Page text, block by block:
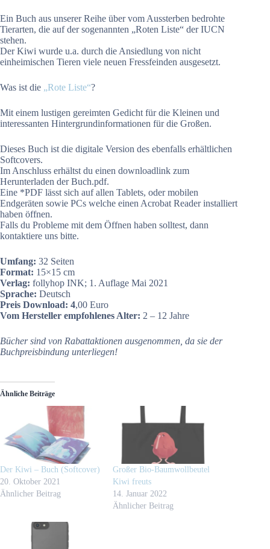
Ein Buch aus unserer Reihe über vom Aussterben bedrohte
Tierarten, die auf der sogenannten „Roten Liste“ der IUCN
stehen.
Der Kiwi wurde u.a. durch die Ansiedlung von nicht
einheimischen Tieren viele neuen Fressfeinden ausgesetzt.
Was ist die „Rote Liste“?
Mit einem lustigen gereimten Gedicht für die Kleinen und
interessanten Hintergrundinformationen für die Großen.
Dieses Buch ist die digitale Version des ebenfalls erhältlichen
Softcovers.
Im Anschluss erhältst du einen downloadlink zum
Herunterladen der Buch.pdf.
Eine *PDF lässt sich auf allen Tablets, oder mobilen
Endgeräten sowie PCs welche einen Acrobat Reader installiert
haben öffnen.
Falls du Probleme mit dem Öffnen haben solltest, dann
kontaktiere uns bitte.
Umfang: 32 Seiten
Format: 15×15 cm
Verlag: follyhop INK; 1. Auflage Mai 2021
Sprache: Deutsch
Preis Download: 4,00 Euro
Vom Hersteller empfohlenes Alter: 2 – 12 Jahre
Bücher sind von Rabattaktionen ausgenommen, da sie der
Buchpreisbindung unterliegen!
Ähnliche Beiträge
Der Kiwi – Buch (Softcover)
20. Oktober 2021
Ähnlicher Beitrag
Großer Bio-Baumwollbeutel
Kiwi freuts
14. Januar 2022
Ähnlicher Beitrag